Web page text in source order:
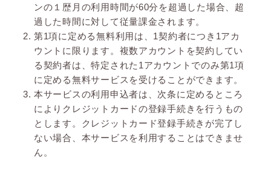
ンの１歴月の利用時間が60分を超過した場合、超
過した時間に対して従量課金されます。
第1項に定める無料利用は、1契約者につき1アカ
ウントに限ります。複数アカウントを契約してい
る契約者は、特定された1アカウントでのみ第1項
に定める無料サービスを受けることができます。
本サービスの利用申込者は、次条に定めるところ
によりクレジットカードの登録手続きを行うもの
とします。クレジットカード登録手続きが完了し
ない場合、本サービスを利用することはできませ
ん。